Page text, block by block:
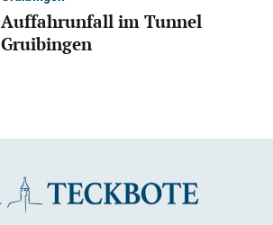
Auffahrunfall im Tunnel
Gruibingen